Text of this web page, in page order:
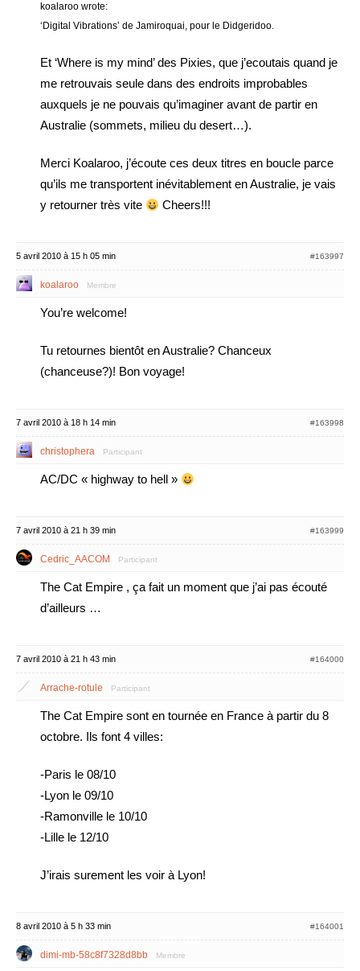
koalaroo wrote:
‘Digital Vibrations’ de Jamiroquai, pour le Didgeridoo.
Et ‘Where is my mind’ des Pixies, que j’ecoutais quand je
me retrouvais seule dans des endroits improbables
auxquels je ne pouvais qu’imaginer avant de partir en
Australie (sommets, milieu du desert…).
Merci Koalaroo, j’écoute ces deux titres en boucle parce
qu’ils me transportent inévitablement en Australie, je vais
y retourner très vite
Cheers!!!
5 avril 2010 à 15 h 05 min #163997
koalaroo Membre
You’re welcome!
Tu retournes bientôt en Australie? Chanceux
(chanceuse?)! Bon voyage!
7 avril 2010 à 18 h 14 min #163998
christophera Participant
AC/DC « highway to hell »
7 avril 2010 à 21 h 39 min #163999
Cedric_AACOM Participant
The Cat Empire , ça fait un moment que j’ai pas écouté
d’ailleurs …
7 avril 2010 à 21 h 43 min #164000
Arrache-rotule Participant
The Cat Empire sont en tournée en France à partir du 8
octobre. Ils font 4 villes:
-Paris le 08/10
-Lyon le 09/10
-Ramonville le 10/10
-Lille le 12/10
J’irais surement les voir à Lyon!
8 avril 2010 à 5 h 33 min #164001
dimi-mb-58c8f7328d8bb Membre